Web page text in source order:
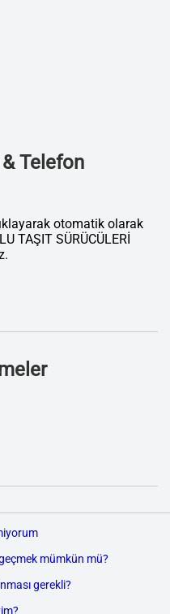
& Telefon
otomatik olarak
TAŞIT SÜRÜCÜLERİ
mümkün mü?
gerekli?